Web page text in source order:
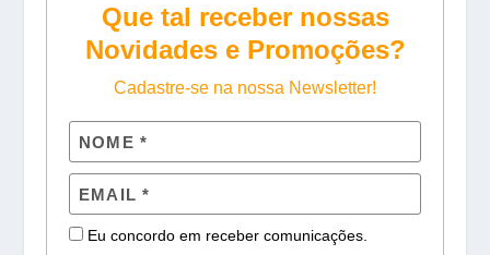
Que tal receber nossas
Novidades e Promoções?
Cadastre-se na nossa Newsletter!
Eu concordo em receber comunicações.